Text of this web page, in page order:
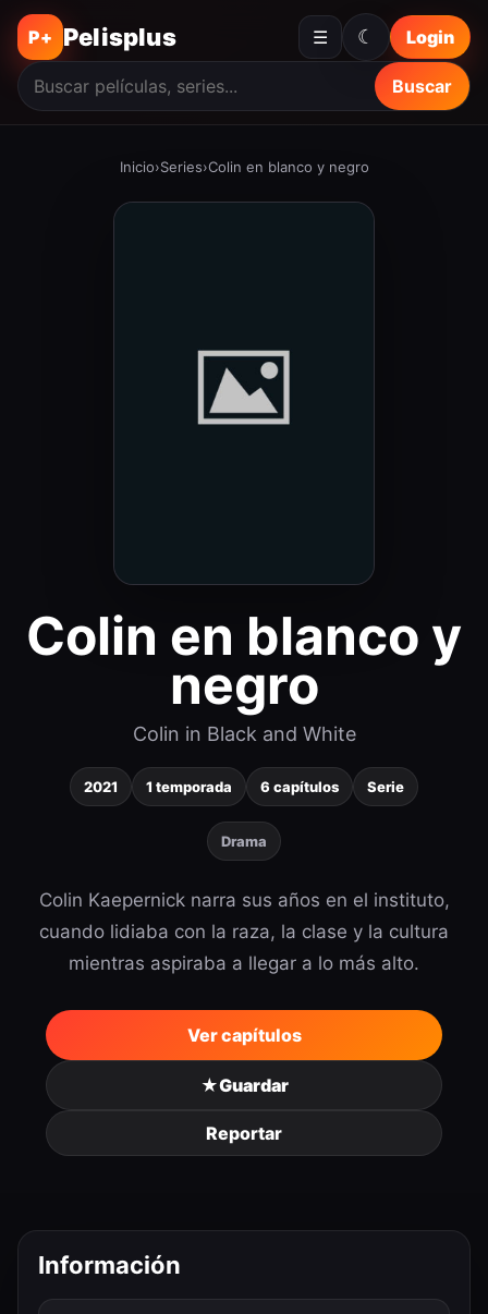
P+ Pelisplus ☰
Buscar
Login
☾
Inicio›Series›Colin en blanco y negro
Colin en blanco y
negro
Colin in Black and White
2021 1 temporada 6 capítulos Serie
Drama
Colin Kaepernick narra sus años en el instituto,
cuando lidiaba con la raza, la clase y la cultura
mientras aspiraba a llegar a lo más alto.
Ver capítulos
★Guardar
Reportar
Información